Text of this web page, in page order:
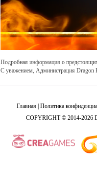
Подробная информация о
С уважением, Администрация Dragon
Главная Политика
COPYRIGHT © 2014-2026